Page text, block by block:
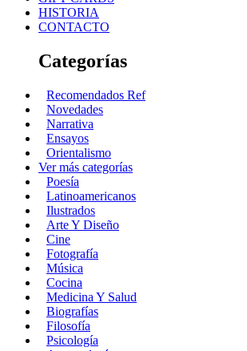
HISTORIA
CONTACTO
Categorías
Recomendados Ref
Novedades
Narrativa
Ensayos
Orientalismo
Ver más categorías
Poesía
Latinoamericanos
Ilustrados
Arte Y Diseño
Cine
Fotografía
Música
Cocina
Medicina Y Salud
Biografías
Filosofía
Psicología